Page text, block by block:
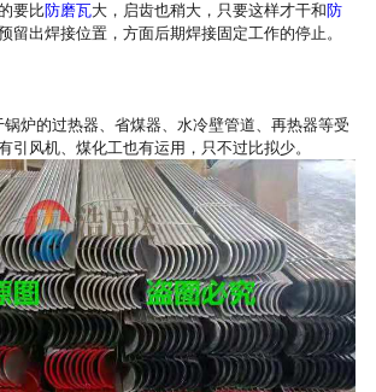
联系我们
要比防磨瓦大，启齿也稍大，只要这样才干和防
留出焊接位置，方面后期焊接固定工作的停止。
锅炉的过热器、省煤器、水冷壁管道、再热器等受
引风机、煤化工也有运用，只不过比拟少。